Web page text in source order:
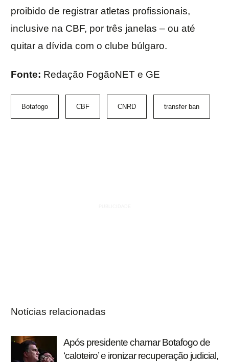
proibido de registrar atletas profissionais,
inclusive na CBF, por três janelas – ou até
quitar a dívida com o clube búlgaro.
Fonte: Redação FogãoNET e GE
Botafogo CBF CNRD transfer ban
Notícias relacionadas
Após presidente chamar Botafogo de
‘caloteiro’ e ironizar recuperação judicial,